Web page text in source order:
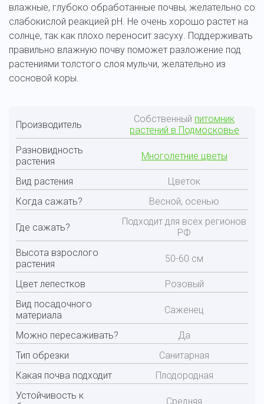
влажные, глубоко обработанные почвы, желательно со
слабокислой реакцией pH. Не очень хорошо растет на
солнце, так как плохо переносит засуху. Поддерживать
правильно влажную почву поможет разложение под
растениями толстого слоя мульчи, желательно из
сосновой коры.
Производитель Собственный питомник
растений в Подмосковье
Разновидность
растения
Многолетние цветы
Вид растения
Цветок
Когда сажать?
Весной, осенью
Где сажать?
Подходит для всех регионов
РФ
Высота взрослого
растения
50-60 см
Цвет лепестков
Розовый
Вид посадочного
материала
Саженец
Можно пересаживать?
Да
Тип обрезки
Санитарная
Какая почва подходит
Плодородная
Устойчивость к
Средняя